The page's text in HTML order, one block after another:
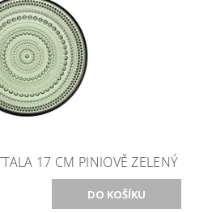
17 CM PINIOVĚ ZELENÝ